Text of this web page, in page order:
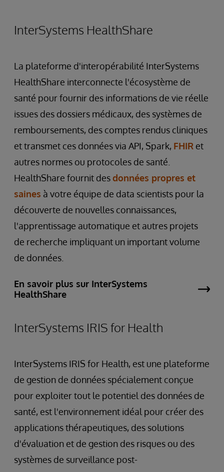
InterSystems HealthShare
La plateforme d'interopérabilité InterSystems
HealthShare interconnecte l'écosystème de
santé pour fournir des informations de vie réelle
issues des dossiers médicaux, des systèmes de
remboursements, des comptes rendus cliniques
et transmet ces données via API, Spark, FHIR et
autres normes ou protocoles de santé.
HealthShare fournit desdonnées propres et
saines à votre équipe de data scientists pour la
découverte de nouvelles connaissances,
l'apprentissage automatique et autres projets
de recherche impliquant un important volume
de données.
En savoir plus sur InterSystems
HealthShare
InterSystems IRIS for Health
InterSystems IRIS for Health, est une plateforme
de gestion de données spécialement conçue
pour exploiter tout le potentiel des données de
santé, est l'environnement idéal pour créer des
applications thérapeutiques, des solutions
d'évaluation et de gestion des risques ou des
systèmes de surveillance post-